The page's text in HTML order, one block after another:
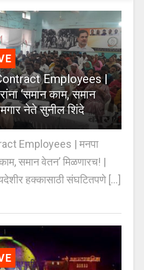
Employees |
‘समान काम, समान
नेते सुनील शिंदे
Employees | मनपा
समान वेतन’ मिळणारच! |
हक्कासाठी संघटितपणे [...]